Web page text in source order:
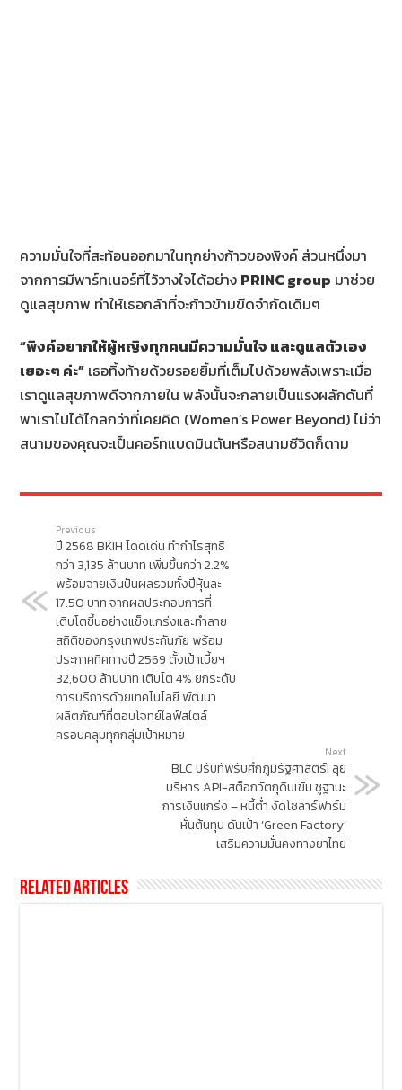
ความมั่นใจที่สะท้อนออกมาในทุกย่างก้าวของพิงค์ ส่วนหนึ่งมา
จากการมีพาร์ทเนอร์ที่ไว้วางใจได้อย่าง PRINC group มาช่วย
ดูแลสุขภาพ ทำให้เธอกล้าที่จะก้าวข้ามขีดจำกัดเดิมๆ
“พิงค์อยากให้ผู้หญิงทุกคนมีความมั่นใจ และดูแลตัวเอง
เยอะๆ ค่ะ” เธอทิ้งท้ายด้วยรอยยิ้มที่เต็มไปด้วยพลังเพราะเมื่อ
เราดูแลสุขภาพดีจากภายใน พลังนั้นจะกลายเป็นแรงผลักดันที่
พาเราไปได้ไกลกว่าที่เคยคิด (Women’s Power Beyond) ไม่ว่า
สนามของคุณจะเป็นคอร์ทแบดมินตันหรือสนามชีวิตก็ตาม
Previous
ปี 2568 BKIH โดดเด่น ทำกำไรสุทธิ
กว่า 3,135 ล้านบาท เพิ่มขึ้นกว่า 2.2%
พร้อมจ่ายเงินปันผลรวมทั้งปีหุ้นละ
17.50 บาท จากผลประกอบการที่
เติบโตขึ้นอย่างแข็งแกร่งและทำลาย
สถิติของกรุงเทพประกันภัย พร้อม
ประกาศทิศทางปี 2569 ตั้งเป้าเบี้ยฯ
32,600 ล้านบาท เติบโต 4% ยกระดับ
การบริการด้วยเทคโนโลยี พัฒนา
ผลิตภัณฑ์ที่ตอบโจทย์ไลฟ์สไตล์
ครอบคลุมทุกกลุ่มเป้าหมาย
Next
BLC ปรับทัพรับศึกภูมิรัฐศาสตร์! ลุย
บริหาร API-สต็อกวัตถุดิบเข้ม ชูฐานะ
การเงินแกร่ง – หนี้ต่ำ งัดโซลาร์ฟาร์ม
หั่นต้นทุน ดันเป้า ‘Green Factory’
เสริมความมั่นคงทางยาไทย
Related Articles